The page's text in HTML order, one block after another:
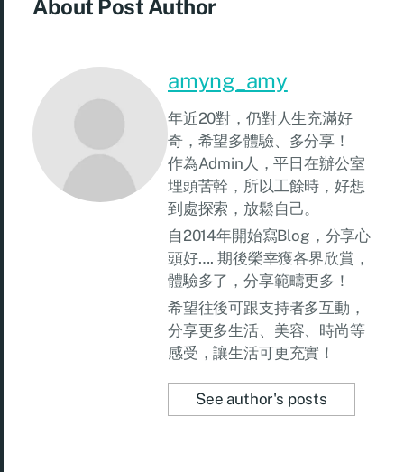
About Post Author
amyng_amy
年近20對，仍對人生充滿好
奇，希望多體驗、多分享！
作為Admin人，平日在辦公室
埋頭苦幹，所以工餘時，好想
到處探索，放鬆自己。
自2014年開始寫Blog，分享心
頭好…. 期後榮幸獲各界欣賞，
體驗多了，分享範疇更多！
希望往後可跟支持者多互動，
分享更多生活、美容、時尚等
感受，讓生活可更充實！
See author's posts